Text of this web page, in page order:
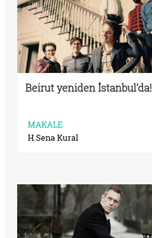
Beirut yeniden İstanbul’da!
MAKALE
H.Sena Kural